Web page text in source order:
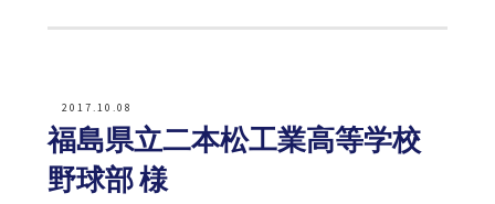
2017.10.08
福島県立二本松工業高等学校
野球部 様